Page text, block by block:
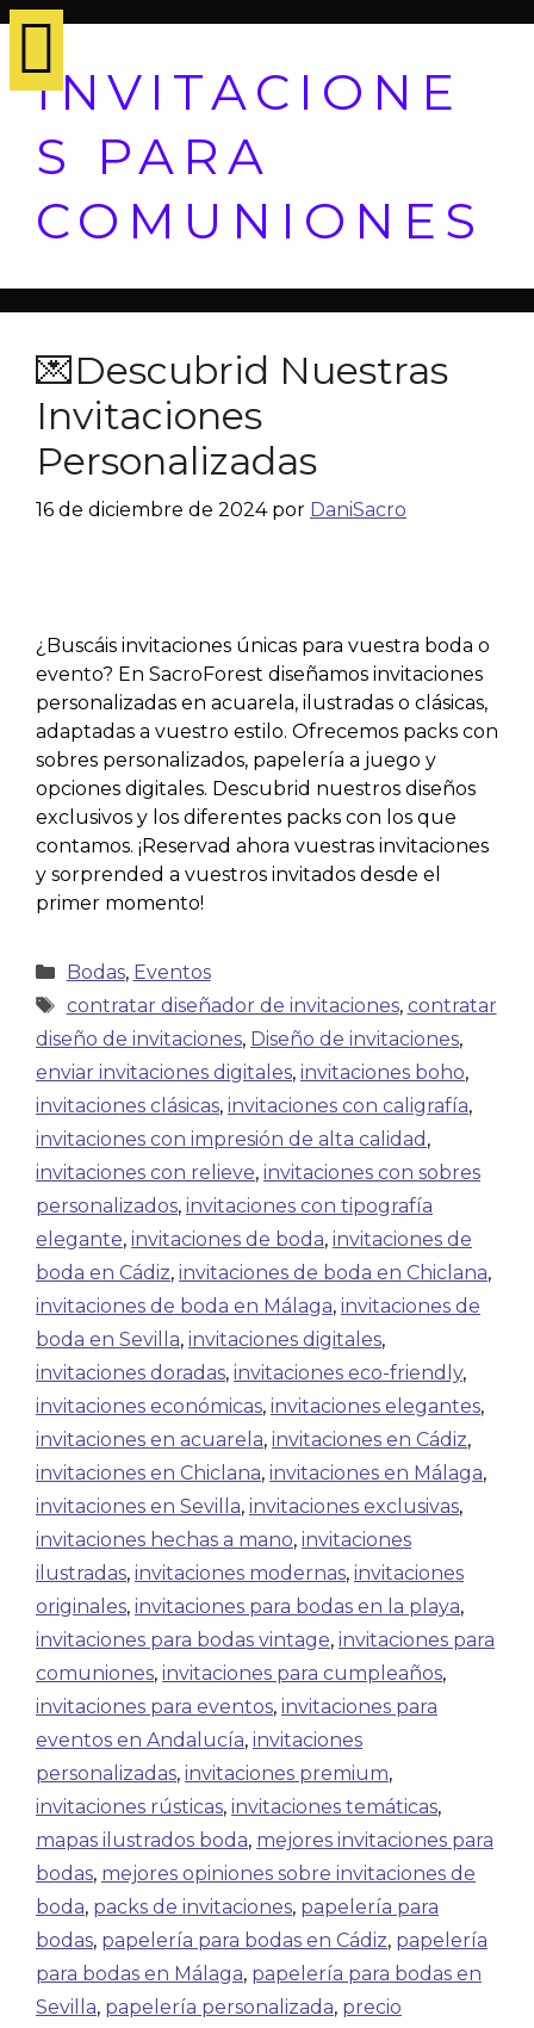
INVITACIONE
S PARA
COMUNIONES
💌Descubrid Nuestras
Invitaciones
Personalizadas
16 de diciembre de 2024 por DaniSacro
¿Buscáis invitaciones únicas para vuestra boda o
evento? En SacroForest diseñamos invitaciones
personalizadas en acuarela, ilustradas o clásicas,
adaptadas a vuestro estilo. Ofrecemos packs con
sobres personalizados, papelería a juego y
opciones digitales. Descubrid nuestros diseños
exclusivos y los diferentes packs con los que
contamos. ¡Reservad ahora vuestras invitaciones
y sorprended a vuestros invitados desde el
primer momento!
Bodas, Eventos
contratar diseñador de invitaciones, contratar
diseño de invitaciones, Diseño de invitaciones,
enviar invitaciones digitales, invitaciones boho,
invitaciones clásicas, invitaciones con caligrafía,
invitaciones con impresión de alta calidad ,
invitaciones con relieve, invitaciones con sobres
personalizados, invitaciones con tipografía
elegante, invitaciones de boda, invitaciones de
boda en Cádiz, invitaciones de boda en Chiclana,
invitaciones de boda en Málaga, invitaciones de
boda en Sevilla, invitaciones digitales,
invitaciones doradas, invitaciones eco-friendly,
invitaciones económicas, invitaciones elegantes,
invitaciones en acuarela, invitaciones en Cádiz,
invitaciones en Chiclana, invitaciones en Málaga,
invitaciones en Sevilla, invitaciones exclusivas,
invitaciones hechas a mano, invitaciones
ilustradas, invitaciones modernas, invitaciones
originales, invitaciones para bodas en la playa,
invitaciones para bodas vintage, invitaciones para
comuniones, invitaciones para cumpleaños,
invitaciones para eventos, invitaciones para
eventos en Andalucía, invitaciones
personalizadas, invitaciones premium,
invitaciones rústicas, invitaciones temáticas,
mapas ilustrados boda, mejores invitaciones para
bodas, mejores opiniones sobre invitaciones de
boda, packs de invitaciones, papelería para
bodas, papelería para bodas en Cádiz, papelería
para bodas en Málaga, papelería para bodas en
Sevilla, papelería personalizada, precio